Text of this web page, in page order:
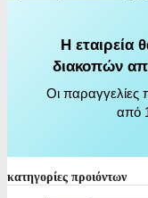
Η εταιρεία
διακοπών
Οι παραγγελίες
από
κατηγορίες προιόντων